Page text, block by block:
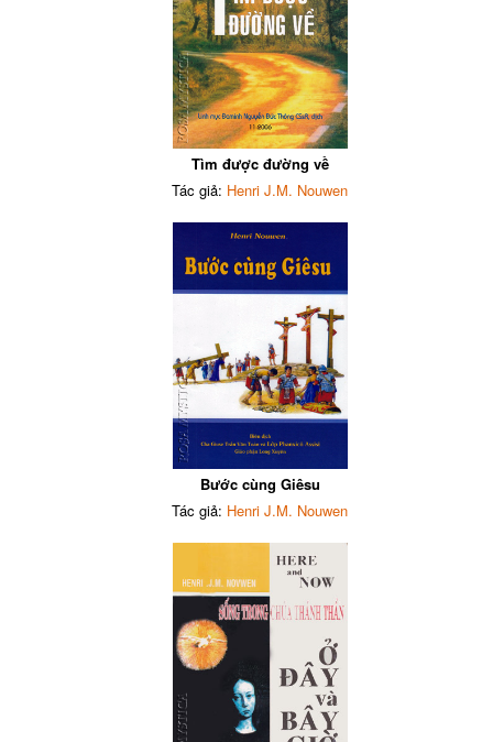
Tìm được đường về
Tác giả: Henri J.M. Nouwen
Bước cùng Giêsu
Tác giả: Henri J.M. Nouwen